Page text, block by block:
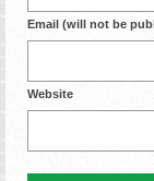
Email (will not be
Website